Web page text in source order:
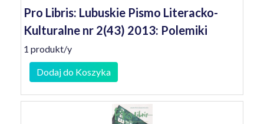
Pro Libris: Lubuskie Pismo Literacko-
Kulturalne nr 2(43) 2013: Polemiki
1 produkt/y
Dodaj do Koszyka